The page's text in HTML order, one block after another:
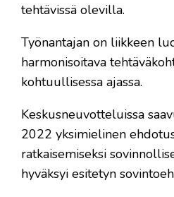
tehtävissä olevilla.
Työnantajan on liikkeen
harmonisoitava
kohtuullisessa ajassa.
Keskusneuvotteluissa
2022 yksimielinen
ratkaisemiseksi
hyväksyi esitetyn